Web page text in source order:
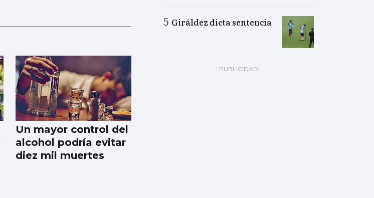
Un mayor control del
alcohol podría evitar
diez mil muertes
Giráldez dicta sentencia